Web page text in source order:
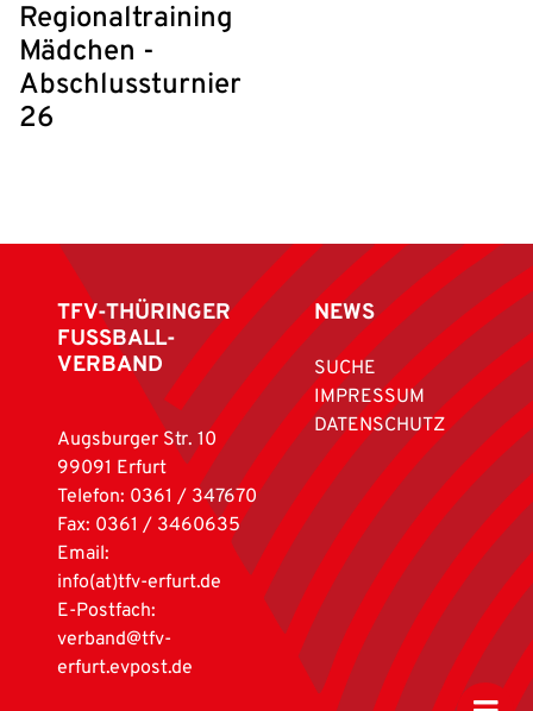
Regionaltraining
Mädchen -
Abschlussturnier
26
TFV-THÜRINGER
FUSSBALL-
VERBAND
Augsburger Str. 10
99091 Erfurt
Telefon: 0361 / 347670
Fax: 0361 / 3460635
Email:
info(at)tfv-erfurt.de
E-Postfach:
verband@tfv-
erfurt.evpost.de
NEWS
SUCHE
IMPRESSUM
DATENSCHUTZ